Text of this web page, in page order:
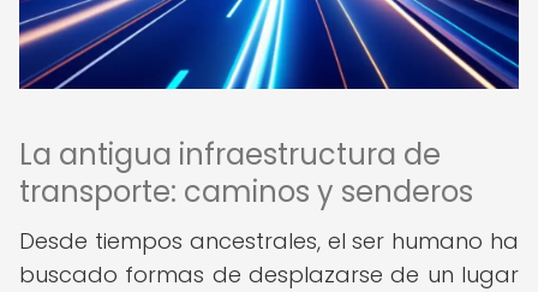
La antigua infraestructura de
transporte: caminos y senderos
Desde tiempos ancestrales, el ser humano ha
buscado formas de desplazarse de un lugar